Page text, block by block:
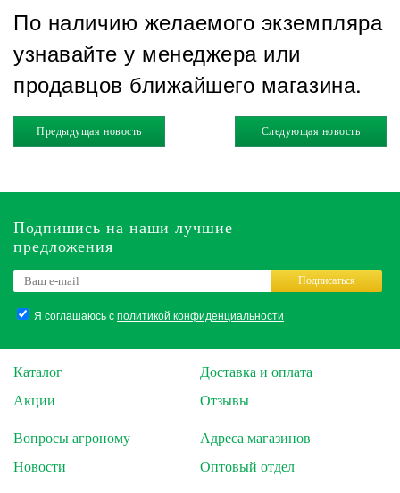
По наличию желаемого экземпляра
узнавайте у менеджера или
продавцов ближайшего магазина.
Предыдущая новость Следующая новость
Подпишись на наши лучшие
предложения
Я соглашаюсь сполитикой конфиденциальности
Подписаться
Каталог
Акции
Доставка и оплата
Отзывы
Вопросы агроному
Новости
Адреса магазинов
Оптовый отдел